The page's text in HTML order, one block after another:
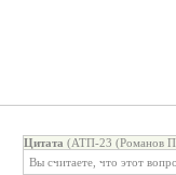
Цитата (АТП-23 (Романов
Вы считаете, что этот